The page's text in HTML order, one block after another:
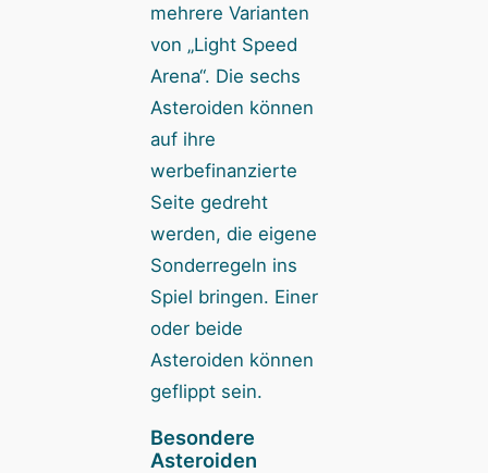
mehrere Varianten
von „Light Speed
Arena“. Die sechs
Asteroiden können
auf ihre
werbefinanzierte
Seite gedreht
werden, die eigene
Sonderregeln ins
Spiel bringen. Einer
oder beide
Asteroiden können
geflippt sein.
Besondere
Asteroiden